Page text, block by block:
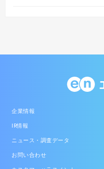
企業情報
IR情報
ニュース・調査データ
お問い合わせ